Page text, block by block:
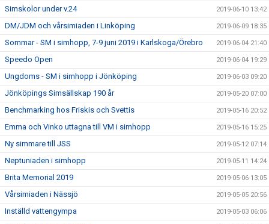
Simskolor under v.24 2019-06-10 13:42
DM/JDM och vårsimiaden i Linköping 2019-06-09 18:35
Sommar - SM i simhopp, 7-9 juni 2019 i Karlskoga/Örebro 2019-06-04 21:40
Speedo Open 2019-06-04 19:29
Ungdoms - SM i simhopp i Jönköping 2019-06-03 09:20
Jönköpings Simsällskap 190 år 2019-05-20 07:00
Benchmarking hos Friskis och Svettis 2019-05-16 20:52
Emma och Vinko uttagna till VM i simhopp 2019-05-16 15:25
Ny simmare till JSS 2019-05-12 07:14
Neptuniaden i simhopp 2019-05-11 14:24
Brita Memorial 2019 2019-05-06 13:05
Vårsimiaden i Nässjö 2019-05-05 20:56
Inställd vattengympa 2019-05-03 06:06